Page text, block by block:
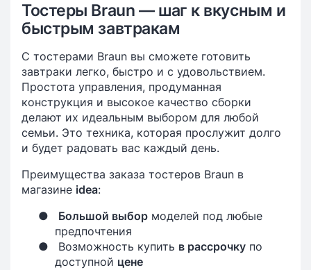
Тостеры Braun — шаг к вкусным и
быстрым завтракам
С тостерами Braun вы сможете готовить
завтраки легко, быстро и с удовольствием.
Простота управления, продуманная
конструкция и высокое качество сборки
делают их идеальным выбором для любой
семьи. Это техника, которая прослужит долго
и будет радовать вас каждый день.
Преимущества заказа тостеров Braun в
магазине idea:
●
Большой выбор моделей под любые
предпочтения
●
Возможность купить в рассрочку по
доступной цене